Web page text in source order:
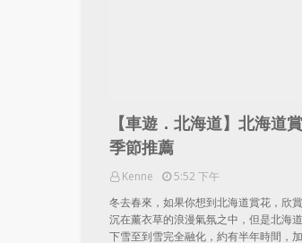
【車遊．北海道】北海道
季節推薦
Kenne
5:52 下午
冬去春來，如果你想到北海道賞花，欣
沉在薰衣草的浪漫氣氛之中，但是北海
下雪至到雪完全融化，約有半年時間，